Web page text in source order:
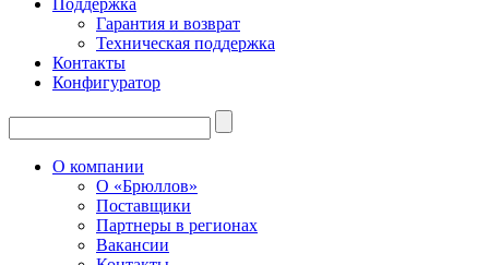
Поддержка
Гарантия и возврат
Техническая поддержка
Контакты
Конфигуратор
О компании
О «Брюллов»
Поставщики
Партнеры в регионах
Вакансии